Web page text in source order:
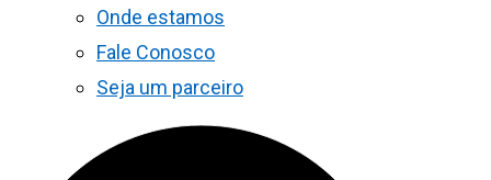
Onde estamos
Fale Conosco
Seja um parceiro